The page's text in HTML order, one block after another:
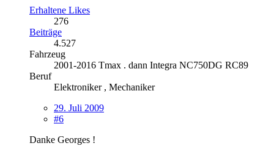
Erhaltene Likes
276
Beiträge
4.527
Fahrzeug
2001-2016 Tmax . dann Integra NC750DG RC89
Beruf
Elektroniker , Mechaniker
29. Juli 2009
#6
Danke Georges !